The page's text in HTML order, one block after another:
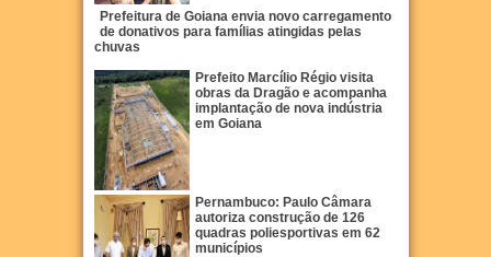
Prefeitura de Goiana envia novo carregamento
de donativos para famílias atingidas pelas
chuvas
Prefeito Marcílio Régio visita
obras da Dragão e acompanha
implantação de nova indústria
em Goiana
Pernambuco: Paulo Câmara
autoriza construção de 126
quadras poliesportivas em 62
municípios